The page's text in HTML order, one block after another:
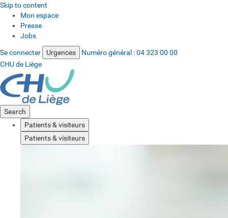
Skip to content
Mon espace
Presse
Jobs
Se connecter Urgences Numéro général :04 323 00 00
CHU de Liège
Search
Patients & visiteurs
Patients & visiteurs